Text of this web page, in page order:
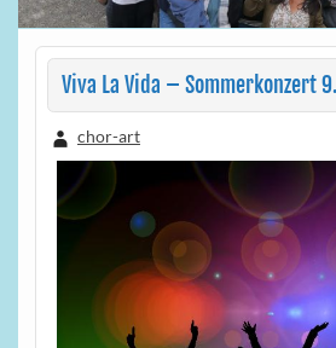
Viva La Vida – Sommerkonzert
chor-art